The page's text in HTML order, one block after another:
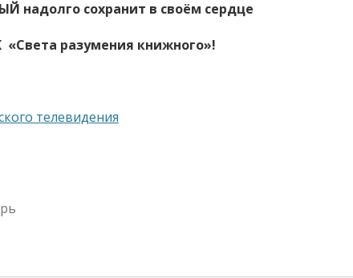
надолго сохранит в своём сердце
разумения книжного»!
телевидения